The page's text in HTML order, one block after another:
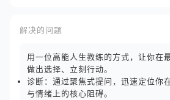
解决的问题
用一位高能人生教练的方式，让你在
做出选择、立刻行动。
诊断：通过聚焦式提问，迅速定位你
与情绪上的核心阻碍。